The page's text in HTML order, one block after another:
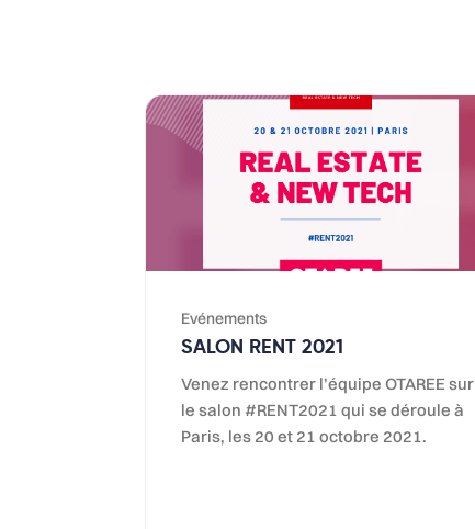
Evénements
SALON RENT 2021
Venez rencontrer l’équipe OTAREE sur
le salon #RENT2021 qui se déroule à
Paris, les 20 et 21 octobre 2021.